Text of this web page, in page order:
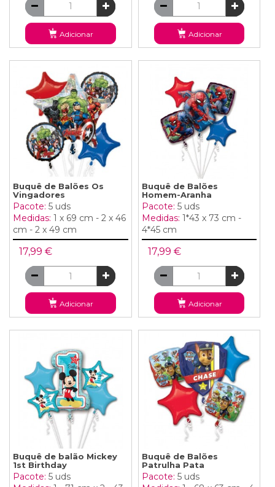
Adicionar Adicionar
Buquê de Balões Os
Vingadores
Pacote: 5 uds
Medidas: 1 x 69 cm - 2 x 46
cm - 2 x 49 cm
17,99 €
Adicionar
Buquê de Balões
Homem-Aranha
Pacote: 5 uds
Medidas: 1*43 x 73 cm -
4*45 cm
17,99 €
Adicionar
Buquê de balão Mickey
1st Birthday
Pacote: 5 uds
Buquê de Balões
Patrulha Pata
Pacote: 5 uds